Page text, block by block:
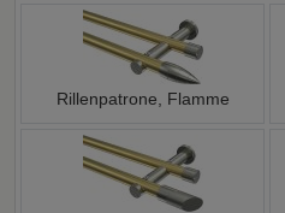
Rillenpatrone, Flamme